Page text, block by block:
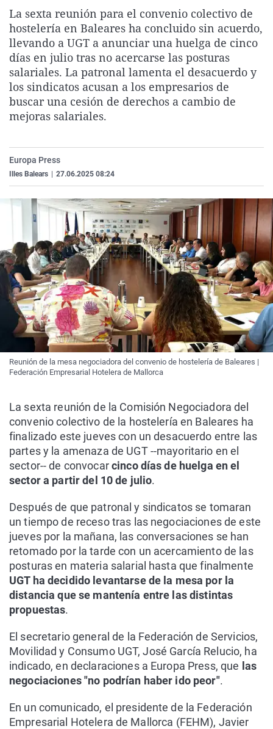
La rosa de los vientos
Gente viajera
Como el perro y el
Caso
Retornados
Equipo de
Operación Viuda
Extremadura
Galicia
La Rioja
Navarra
País Vasco
Virales
Televisión
Elecciones
La sexta reunión para el convenio colectivo de
hostelería en Baleares ha concluido sin acuerdo,
llevando a UGT a anunciar una huelga de cinco
días en julio tras no acercarse las posturas
salariales. La patronal lamenta el desacuerdo y
los sindicatos acusan a los empresarios de
buscar una cesión de derechos a cambio de
mejoras salariales.
Europa Press
Illes Balears 27.06.2025 08:24
Reunión de la mesa negociadora del convenio de hostelería de Baleares |
Federación Empresarial Hotelera de Mallorca
La sexta reunión de la Comisión Negociadora del
convenio colectivo de la hostelería en Baleares ha
finalizado este jueves con un desacuerdo entre las
partes y la amenaza de UGT --mayoritario en el
sector-- de convocarcinco días de huelga en el
sector a partir del 10 de julio.
Después de que patronal y sindicatos se tomaran
un tiempo de receso tras las negociaciones de este
jueves por la mañana, las conversaciones se han
retomado por la tarde con un acercamiento de las
posturas en materia salarial hasta que finalmente
UGT ha decidido levantarse de la mesa por la
distancia que se mantenía entre las distintas
propuestas.
El secretario general de la Federación de Servicios,
Movilidad y Consumo UGT, José García Relucio, ha
indicado, en declaraciones a Europa Press, que las
negociaciones "no podrían haber ido peor".
En un comunicado, el presidente de la Federación
Empresarial Hotelera de Mallorca (FEHM), Javier